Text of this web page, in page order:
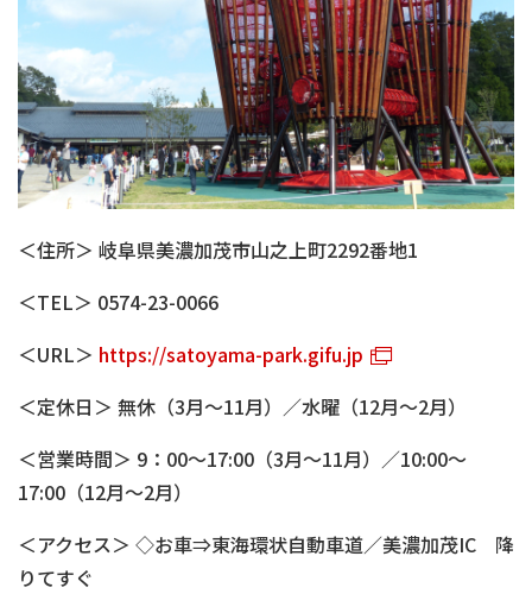
＜住所＞ 岐阜県美濃加茂市山之上町2292番地1
＜TEL＞ 0574-23-0066
＜URL＞ https://satoyama-park.gifu.jp
＜定休日＞ 無休（3月～11月）／水曜（12月～2月）
＜営業時間＞ 9：00～17:00（3月～11月）／10:00～
17:00（12月～2月）
＜アクセス＞ ◇お車⇒東海環状自動車道／美濃加茂IC 降
りてすぐ